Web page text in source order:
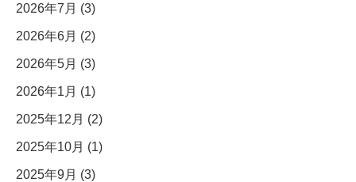
2026年7月 (3)
2026年6月 (2)
2026年5月 (3)
2026年1月 (1)
2025年12月 (2)
2025年10月 (1)
2025年9月 (3)